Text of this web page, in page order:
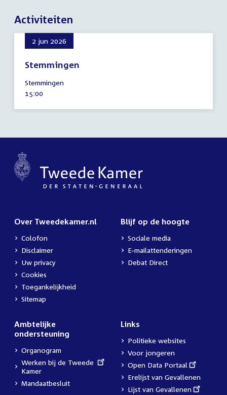
Activiteiten
2 jun 2026
Stemmingen
juni
2026
Stemmingen
Tijd
15:00
Over Tweedekamer.nl
Colofon
Disclaimer
Uw privacy
Cookies
Toegankelijkheid
Sitemap
Blijf op de hoogte
Sociale media
E-mailattenderingen
Debat Direct
Ambtelijke
ondersteuning
Organogram
External
link:
Werken bij de Tweede
Kamer
Mandaatbesluit
Links
Politieke websites
Voor jongeren
External
link:
Open Data Portaal
Erelijst van Gevallenen
External
Lijst van Gevallenen